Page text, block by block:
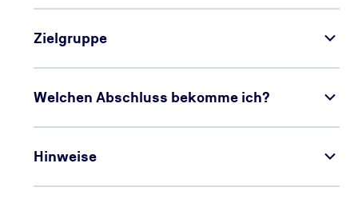
Zielgruppe
Welchen Abschluss bekomme ich?
Hinweise